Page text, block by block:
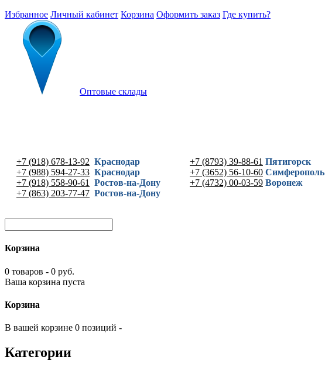
Избранное Личный кабинет Корзина Оформить заказ Где купить?
Оптовые склады
+7 (918) 678-13-92 Краснодар
+7 (988) 594-27-33 Краснодар
+7 (918) 558-90-61
Ростов-на-Дону
+7 (863) 203-77-47 Ростов-на-Дону
+7 (8793) 39-88-61 Пятигорск
+7 (3652) 56-10-60 Симферополь
+7 (4732) 00-03-59 Воронеж
Корзина
0 товаров - 0 руб.
Ваша корзина пуста
Корзина
В вашей корзине 0 позиций -
Категории